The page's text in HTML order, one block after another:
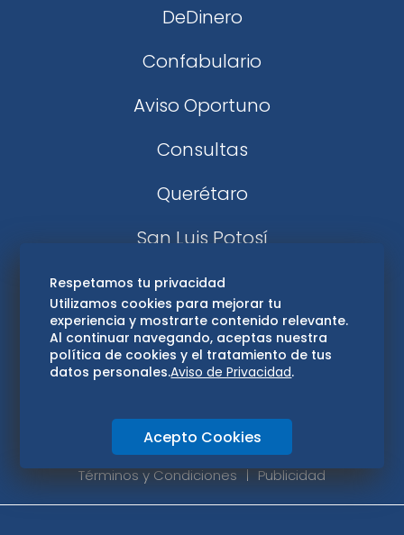
DeDinero
Confabulario
Aviso Oportuno
Consultas
Querétaro
San Luis Potosí
Edomex
Consultas
Hidalgo
Oaxaca
Aviso de privacidad
Directorio
Términos y Condiciones
Publicidad
Respetamos tu privacidad
Utilizamos cookies para mejorar tu
experiencia y mostrarte contenido relevante.
Al continuar navegando, aceptas nuestra
política de cookies y el tratamiento de tus
datos personales.Aviso de Privacidad.
Acepto Cookies